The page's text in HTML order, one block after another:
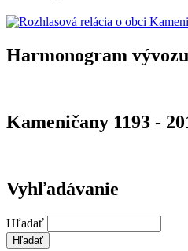
Harmonogram
Kameničany 1193 -
Vyhľadávanie
Hľadať